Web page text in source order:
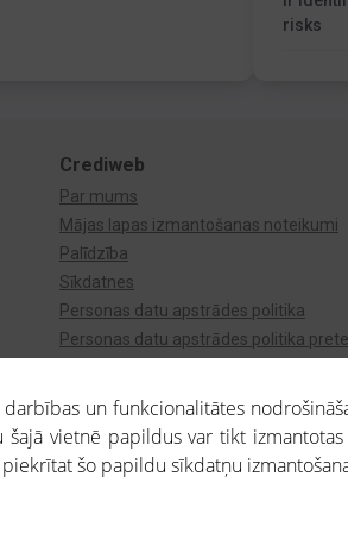
risks
Crediweb
Par mums
Mājas lapas izmantošanas noteikumi
Palīdzība
Sīkdatnes
Personas datu apstrādes politika
Personas datu apstrādes politika
ietvaros saņemtajai informācijai ir uzziņas
un funkcionalitātes
vietnē papildus var tikt
piekrītat šo papildu sīkdatņu